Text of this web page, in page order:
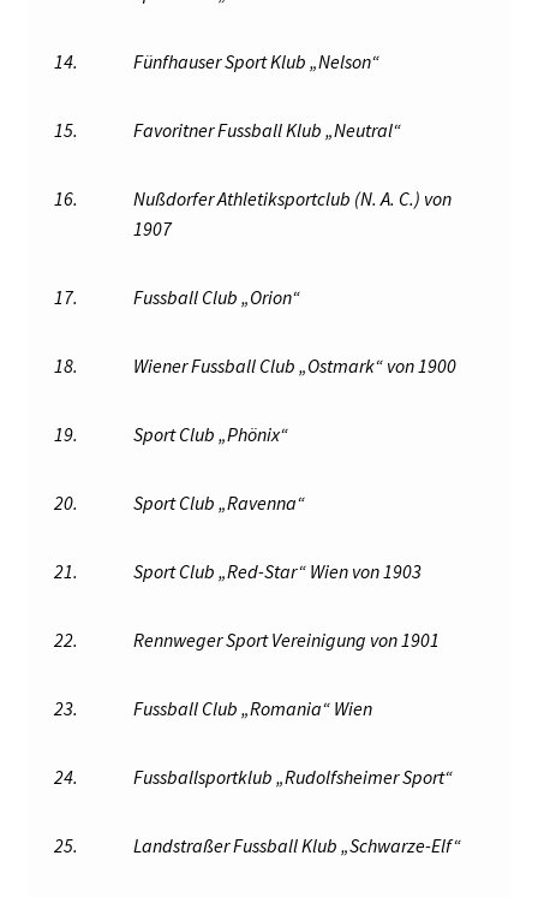
14. Fünfhauser Sport Klub „Nelson“
15. Favoritner Fussball Klub „Neutral“
16.
Nußdorfer Athletiksportclub (N. A. C.) von
1907
17. Fussball Club „Orion“
18. Wiener Fussball Club „Ostmark“ von 1900
19. Sport Club „Phönix“
20. Sport Club „Ravenna“
21. Sport Club „Red-Star“ Wien von 1903
22. Rennweger Sport Vereinigung von 1901
23. Fussball Club „Romania“ Wien
24. Fussballsportklub „Rudolfsheimer Sport“
25. Landstraßer Fussball Klub „Schwarze-Elf“